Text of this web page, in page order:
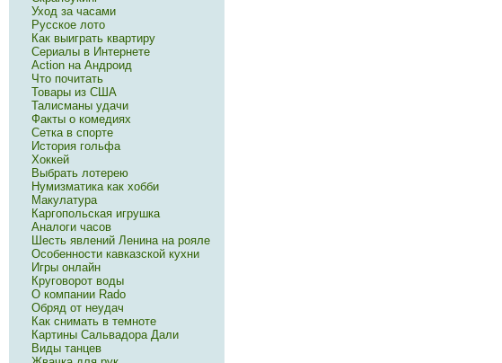
Уход за часами
Русское лото
Как выиграть квартиру
Сериалы в Интернете
Action на Андроид
Что почитать
Товары из США
Талисманы удачи
Факты о комедиях
Сетка в спорте
История гольфа
Хоккей
Выбрать лотерею
Нумизматика как хобби
Макулатура
Каргопольская игрушка
Аналоги часов
Шесть явлений Ленина на рояле
Особенности кавказской кухни
Игры онлайн
Круговорот воды
О компании Rado
Обряд от неудач
Как снимать в темноте
Картины Сальвадора Дали
Виды танцев